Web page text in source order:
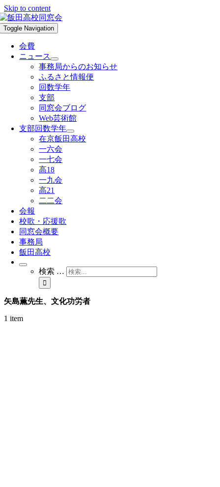
Skip to content
Toggle Navigation
会費
ニュース
事務局からのお知らせ
ふるさと情報便
回数学年
支部
同窓会ブログ
Web芸術館
支部回数学年
在京飯田高校
一六会
一七会
高18
一九会
高21
二二会
会報
校歌・応援歌
同窓会概要
事務局
飯田高校
検索 …
矢島薫先生、文化功労者
1 item